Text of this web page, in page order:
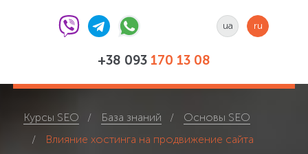
+38 093 170 13 08
ua ru
Курсы SEO База знаний
Основы SEO
Влияние хостинга на продвижение сайта